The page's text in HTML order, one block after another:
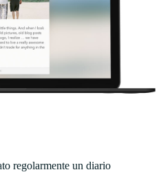
regolarmente un diario